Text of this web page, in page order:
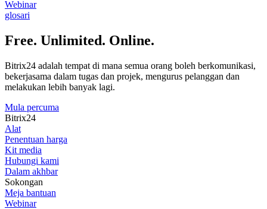
Webinar
glosari
Free. Unlimited. Online.
Bitrix24 adalah tempat di mana semua orang boleh berkomunikasi,
bekerjasama dalam tugas dan projek, mengurus pelanggan dan
melakukan lebih banyak lagi.
Mula percuma
Bitrix24
Alat
Penentuan harga
Kit media
Hubungi kami
Dalam akhbar
Sokongan
Meja bantuan
Webinar